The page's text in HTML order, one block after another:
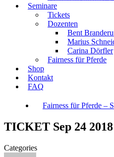
Seminare
Tickets
Dozenten
Bent
Marius
Carina Dörfler
Fairness für Pferde
Shop
Kontakt
FAQ
Fairness für Pferde –
TICKET Sep 24
Categories